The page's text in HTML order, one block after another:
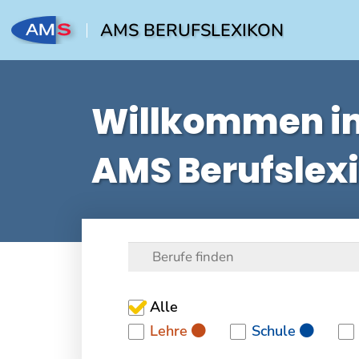
AMS BERUFSLEXIKON
Willkommen
AMS
Alle
Lehre
Schule